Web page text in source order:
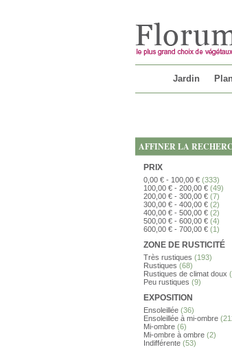
Jardin
AFFINER LA
PRIX
0,00 € - 100,00 € (333)
100,00 € - 200,00 € (49)
200,00 € - 300,00 € (7)
300,00 € - 400,00 € (2)
400,00 € - 500,00 € (2)
500,00 € - 600,00 € (4)
600,00 € - 700,00 € (1)
ZONE DE RUSTICITÉ
Très rustiques (193)
Rustiques (68)
Rustiques de climat doux
Peu rustiques (9)
EXPOSITION
Ensoleillée (36)
Ensoleillée à mi-ombre
Mi-ombre (6)
Mi-ombre à ombre (2)
Indifférente (53)